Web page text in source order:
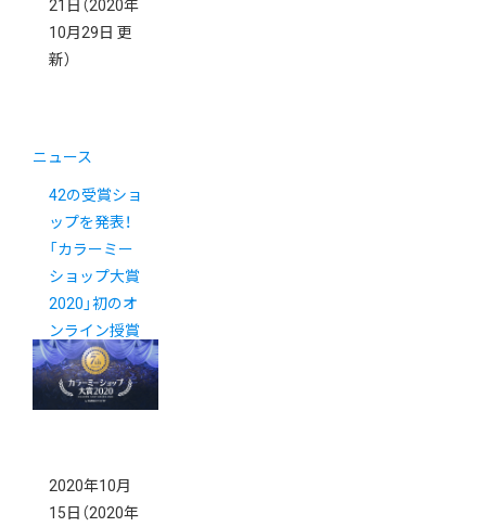
21日 （2020年
10月29日 更
新）
ニュース
42の受賞ショ
ップを発表！
「カラーミー
ショップ大賞
2020」初のオ
ンライン授賞
式を開催しま
した
2020年10月
15日 （2020年